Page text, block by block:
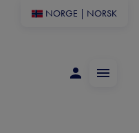
NORGE NORSK